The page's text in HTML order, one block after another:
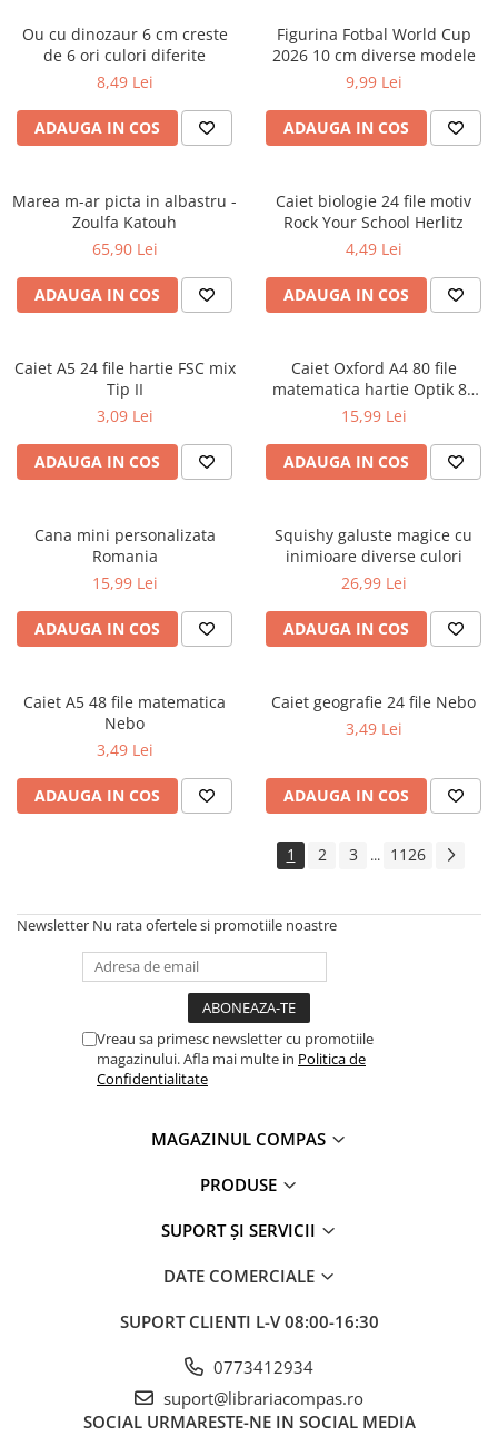
Ghiozdane școlare
Trollere pentru copii
Penare echipate
Penare neechipate
Penare tip etui
Acuarele și pensule școlare
Acuarele școlare și Tempera
Pahare și palete pictură
Cărți pentru copii
Cărți de colorat
Enciclopedii și atlase pentru copii
Materiale educaționale
Benzi desenate
Hobby și activități pentru copii
Metoda Montessori
Culegeri și materiale auxiliare
Caiete de vacanță
Bibliografie școlară
Bibliografie didactică
Pregătire Bacalaureat
Romane și literatură
Clasici români și universali
contemporană
Thriller și mister
Science-fiction și fantasy
Ficțiune mitologică și istorică
Romane de dragoste
Psihologie și dezvoltare personală
Biografii și memorii
Parenting și educație
Ou cu dinozaur 6 cm creste
de 6 ori culori diferite
8,49 Lei
ADAUGA IN COS
Figurina Fotbal World Cup
2026 10 cm diverse modele
9,99 Lei
ADAUGA IN COS
Marea m-ar picta in albastru -
Zoulfa Katouh
65,90 Lei
ADAUGA IN COS
Caiet biologie 24 file motiv
Rock Your School Herlitz
4,49 Lei
ADAUGA IN COS
Caiet A5 24 file hartie FSC mix
Tip II
3,09 Lei
ADAUGA IN COS
Caiet Oxford A4 80 file
matematica hartie Optik 80
g/mp motiv Teenager
15,99 Lei
ADAUGA IN COS
Cana mini personalizata
Romania
15,99 Lei
ADAUGA IN COS
Squishy galuste magice cu
inimioare diverse culori
26,99 Lei
ADAUGA IN COS
Caiet A5 48 file matematica
Nebo
3,49 Lei
ADAUGA IN COS
Caiet geografie 24 file Nebo
3,49 Lei
ADAUGA IN COS
1 2 3 ... 1126
Newsletter Nu rata ofertele si promotiile noastre
Vreau sa primesc newsletter cu promotiile
magazinului. Afla mai multe in Politica de
Confidentialitate
MAGAZINUL COMPAS
PRODUSE
SUPORT ȘI SERVICII
DATE COMERCIALE
SUPORT CLIENTI L-V 08:00-16:30
0773412934
suport@librariacompas.ro
SOCIAL URMARESTE-NE IN SOCIAL MEDIA